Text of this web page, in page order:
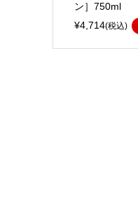
ン］750ml
¥4,714(税込)